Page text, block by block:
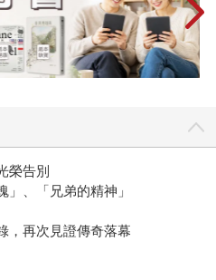
榮告別
」、「兄弟的精神」
，再次見證傳奇落幕